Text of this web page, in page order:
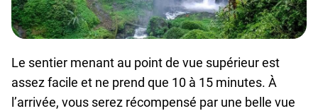
Le sentier menant au point de vue supérieur est
assez facile et ne prend que 10 à 15 minutes. À
l’arrivée, vous serez récompensé par une belle vue